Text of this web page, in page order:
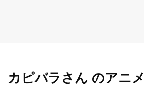
カピバラさん のアニ